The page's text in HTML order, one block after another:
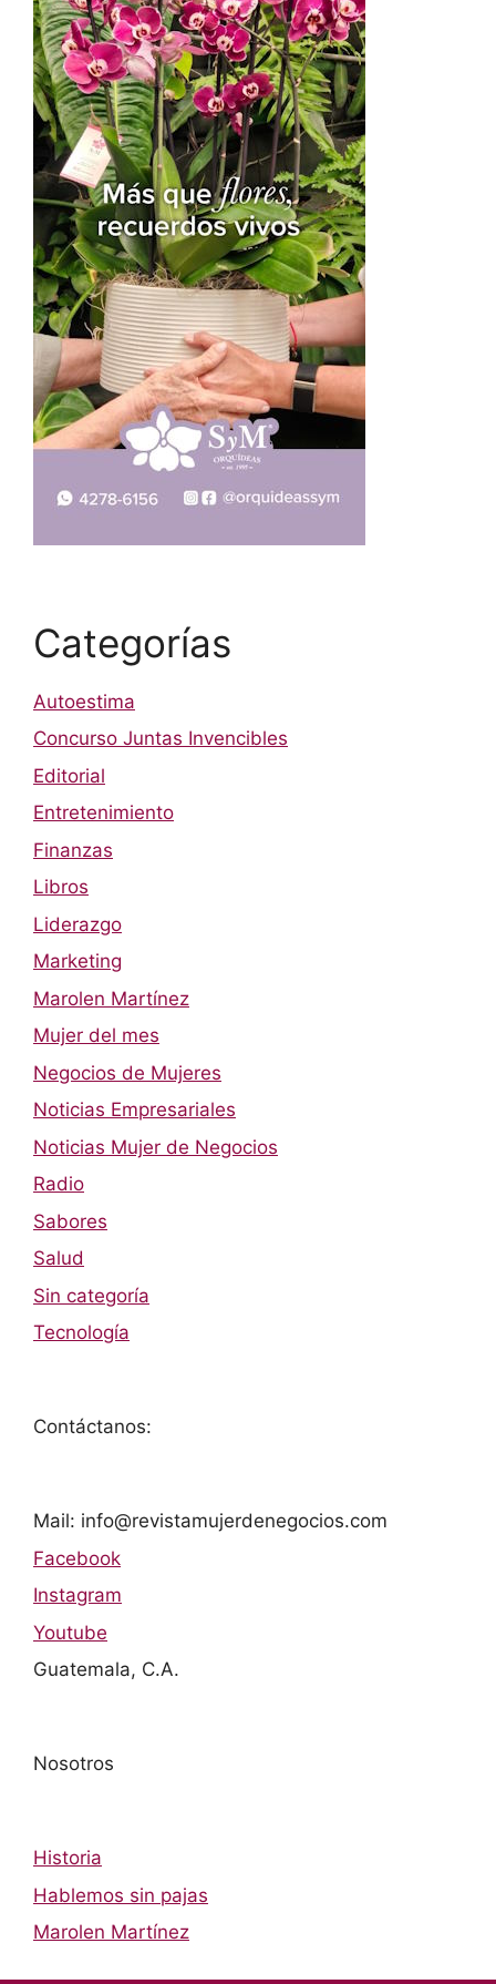
Categorías
Autoestima
Concurso Juntas Invencibles
Editorial
Entretenimiento
Finanzas
Libros
Liderazgo
Marketing
Marolen Martínez
Mujer del mes
Negocios de Mujeres
Noticias Empresariales
Noticias Mujer de Negocios
Radio
Sabores
Salud
Sin categoría
Tecnología
Contáctanos:
Mail: info@revistamujerdenegocios.com
Facebook
Instagram
Youtube
Guatemala, C.A.
Nosotros
Historia
Hablemos sin pajas
Marolen Martínez